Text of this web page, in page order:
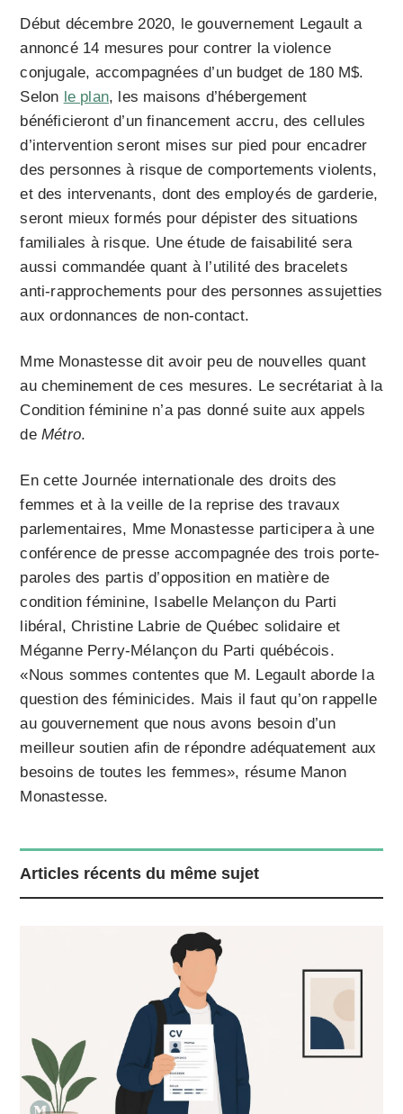
Début décembre 2020, le gouvernement Legault a
annoncé 14 mesures pour contrer la violence
conjugale, accompagnées d’un budget de 180 M$.
Selon le plan, les maisons d’hébergement
bénéficieront d’un financement accru, des cellules
d’intervention seront mises sur pied pour encadrer
des personnes à risque de comportements violents,
et des intervenants, dont des employés de garderie,
seront mieux formés pour dépister des situations
familiales à risque. Une étude de faisabilité sera
aussi commandée quant à l’utilité des bracelets
anti-rapprochements pour des personnes assujetties
aux ordonnances de non-contact.
Mme Monastesse dit avoir peu de nouvelles quant
au cheminement de ces mesures. Le secrétariat à la
Condition féminine n’a pas donné suite aux appels
deMétro.
En cette Journée internationale des droits des
femmes et à la veille de la reprise des travaux
parlementaires, Mme Monastesse participera à une
conférence de presse accompagnée des trois porte-
paroles des partis d’opposition en matière de
condition féminine, Isabelle Melançon du Parti
libéral, Christine Labrie de Québec solidaire et
Méganne Perry-Mélançon du Parti québécois.
«Nous sommes contentes que M. Legault aborde la
question des féminicides. Mais il faut qu’on rappelle
au gouvernement que nous avons besoin d’un
meilleur soutien afin de répondre adéquatement aux
besoins de toutes les femmes», résume Manon
Monastesse.
Articles récents du même sujet